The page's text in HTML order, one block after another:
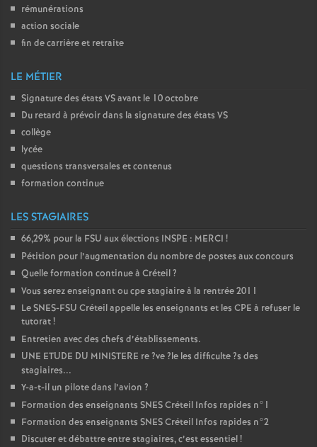
r
é
l
a
n
T
rémunérations
action sociale
fin de carrière et retraite
LE MÉTIER
Signature des états VSavant le 10 octobre
Du retard à prévoir dans la signature des états VS
collège
lycée
questions transversales et contenus
formation continue
LES STAGIAIRES
66,29% pour la FSU aux élections INSPE : MERCI !
Pétition pour l’augmentation du nombre de postes aux concours
Quelle formation continue à Créteil?
Vous serez enseignant ou cpe stagiaire à la rentrée 2011
LeSNES-FSU Créteil appelle les enseignants et les CPE à refuser le
tutorat!
Entretien avec des chefs d’établissements.
UNE ETUDE DU MINISTERE re?ve?le les difficulte?s des
stagiaires...
Y-a-t-il un pilote dans l’avion ?
Formation des enseignants SNESCréteil Infos rapides n°1
Formation des enseignants SNESCréteil Infos rapides n°2
Discuter et débattre entre stagiaires, c’est essentiel!